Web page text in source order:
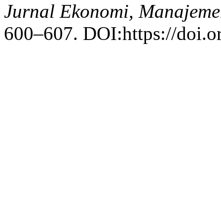
Jurnal Ekonomi,
600–607. DOI:https://